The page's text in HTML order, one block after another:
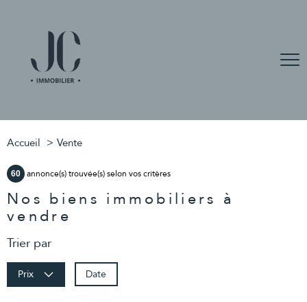
Accueil Vente
60 annonce(s) trouvée(s) selon vos critères
Nos biens immobiliers à
vendre
Trier par
Prix Date